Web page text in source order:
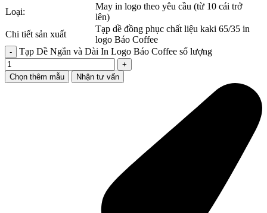
Loại:
May in logo theo yêu cầu (từ 10 cái trở
lên)
Chi tiết sản xuất
Tạp dề đồng phục chất liệu kaki 65/35 in
logo Báo Coffee
Tạp Dề Ngắn và Dài In Logo Báo Coffee số lượng
Chọn thêm mẫu Nhận tư vấn